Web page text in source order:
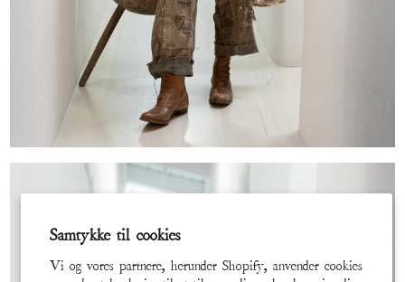
Samtykke til cookies
Vi og vores partnere, herunder Shopify, anvender cookies